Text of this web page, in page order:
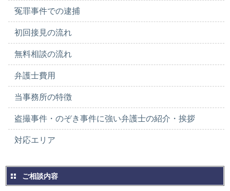
冤罪事件での逮捕
初回接見の流れ
無料相談の流れ
弁護士費用
当事務所の特徴
盗撮事件・のぞき事件に強い弁護士の紹介・挨拶
対応エリア
ご相談内容